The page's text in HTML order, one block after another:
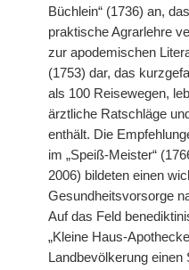
Büchlein“ (1736) an, das
praktische Agrarlehre
zur apodemischen
(1753) dar, das
als 100 Reisewegen,
ärztliche Ratschläge
enthält. Die
im „Speiß-Meister“
2006) bildeten einen
Gesundheitsvorsorge
Auf das Feld
„Kleine Haus-
Landbevölkerung